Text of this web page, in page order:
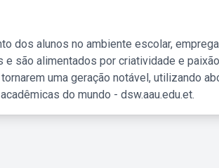
dos alunos no ambiente escolar,
são alimentados por criatividade e
uma geração notável, utilizando
do mundo - dsw.aau.edu.et.